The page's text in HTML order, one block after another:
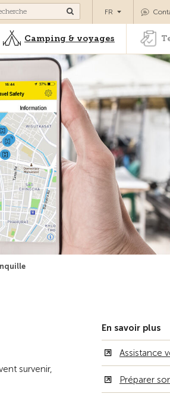
Camping & voyages Tests,
FR
Camping & voyages
survenir,
En savoir plus
Assistance
Préparer